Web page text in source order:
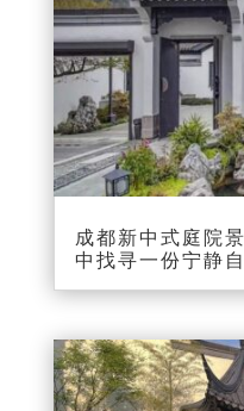
成都新中式庭院
中找寻一份宁静